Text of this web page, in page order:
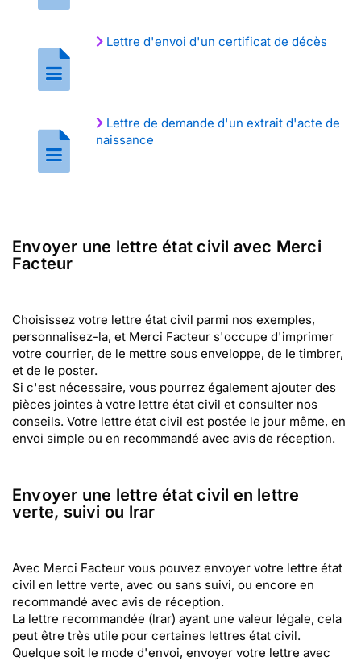
Lettre d'envoi d'un certificat de décès
Lettre de demande d'un extrait d'acte de
naissance
Envoyer une lettre état civil avec Merci
Facteur
Choisissez votre lettre état civil parmi nos exemples,
personnalisez-la, et Merci Facteur s'occupe d'imprimer
votre courrier, de le mettre sous enveloppe, de le timbrer,
et de le poster.
Si c'est nécessaire, vous pourrez également ajouter des
pièces jointes à votre lettre état civil et consulter nos
conseils. Votre lettre état civil est postée le jour même, en
envoi simple ou en recommandé avec avis de réception.
Envoyer une lettre état civil en lettre
verte, suivi ou lrar
Avec Merci Facteur vous pouvez envoyer votre lettre état
civil en lettre verte, avec ou sans suivi, ou encore en
recommandé avec avis de réception.
La lettre recommandée (lrar) ayant une valeur légale, cela
peut être très utile pour certaines lettres état civil.
Quelque soit le mode d'envoi, envoyer votre lettre avec